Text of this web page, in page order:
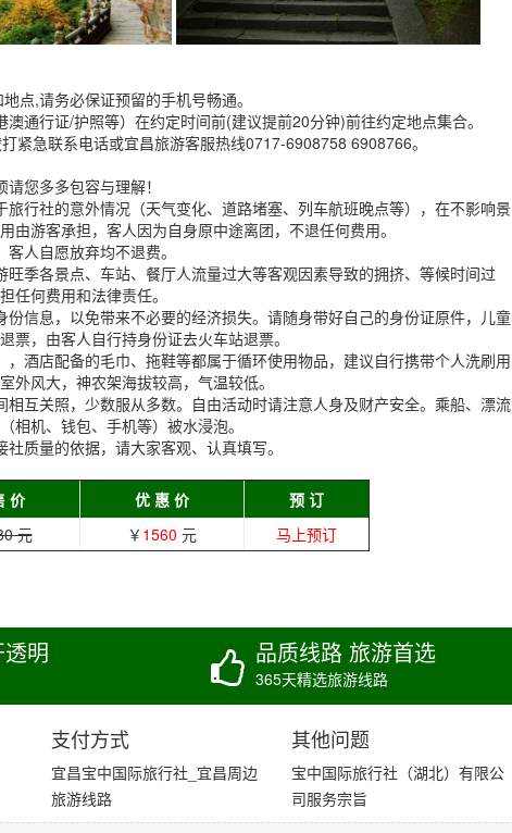
点,请务必保证预留的手机号畅通。
通行证/护照等）在约定时间前(建议提前20分钟)前往约定地点集合。
紧急联系电话或宜昌旅游客服热线0717-6908758 6908766。
您多多包容与理解！
行社的意外情况（天气变化、道路堵塞、列车航班晚点等），在不影响景
游客承担，客人因为自身原中途离团，不退任何费用。
人自愿放弃均不退费。
季各景点、车站、餐厅人流量过大等客观因素导致的拥挤、等候时间过
任何费用和法律责任。
信息，以免带来不必要的经济损失。请随身带好自己的身份证原件，儿童
，由客人自行持身份证去火车站退票。
酒店配备的毛巾、拖鞋等都属于循环使用物品，建议自行携带个人洗刷用
风大，神农架海拔较高，气温较低。
互关照，少数服从多数。自由活动时请注意人身及财产安全。乘船、漂流
机、钱包、手机等）被水浸泡。
质量的依据，请大家客观、认真填写。
价 优 惠 价
预 订
元 ￥ 1560 元 马上预订
明 品质线路 旅游首选
365天精选旅游线路
支付方式
宜昌宝中国际旅行社_宜昌周边
旅游线路
其他问题
宝中国际旅行社（湖北）有限公
司服务宗旨